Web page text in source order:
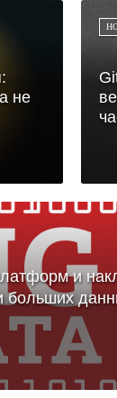
не
и
больших